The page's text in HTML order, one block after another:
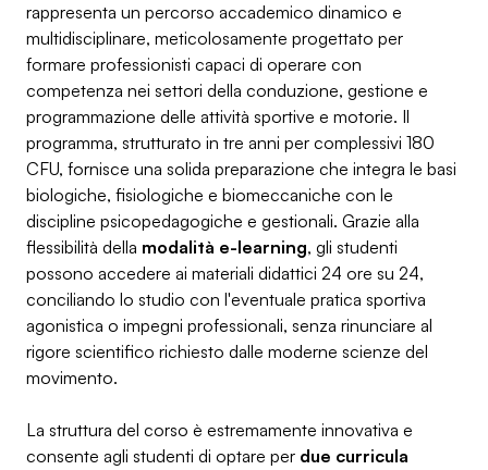
rappresenta un percorso accademico dinamico e
multidisciplinare, meticolosamente progettato per
formare professionisti capaci di operare con
competenza nei settori della conduzione, gestione e
programmazione delle attività sportive e motorie. Il
programma, strutturato in tre anni per complessivi 180
CFU, fornisce una solida preparazione che integra le basi
biologiche, fisiologiche e biomeccaniche con le
discipline psicopedagogiche e gestionali. Grazie alla
flessibilità della modalità e-learning, gli studenti
possono accedere ai materiali didattici 24 ore su 24,
conciliando lo studio con l'eventuale pratica sportiva
agonistica o impegni professionali, senza rinunciare al
rigore scientifico richiesto dalle moderne scienze del
movimento.
La struttura del corso è estremamente innovativa e
consente agli studenti di optare per due curricula